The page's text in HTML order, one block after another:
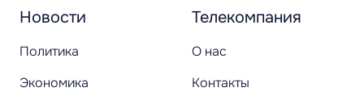
Новости
Политика
Экономика
Телекомпания
О нас
Контакты